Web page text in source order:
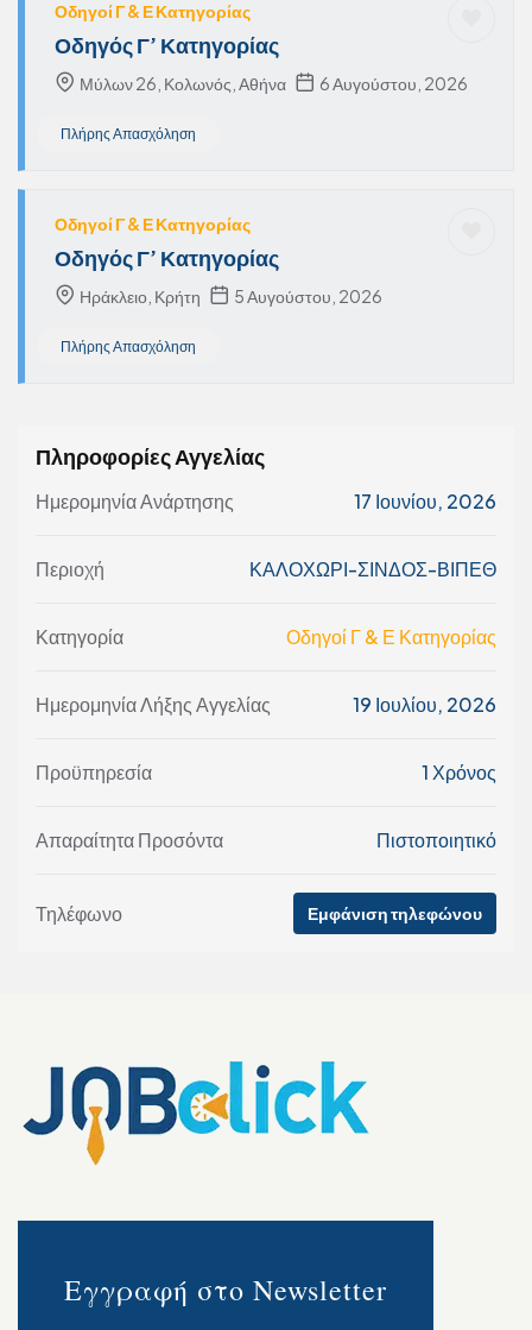
Οδηγοί Γ & Ε Κατηγορίας
Οδηγός Γ’ Κατηγορίας
Μύλων 26, Κολωνός, Αθήνα 6 Αυγούστου, 2026
Πλήρης Απασχόληση
Οδηγοί Γ & Ε Κατηγορίας
Οδηγός Γ’ Κατηγορίας
Ηράκλειο, Κρήτη 5 Αυγούστου, 2026
Πλήρης Απασχόληση
Πληροφορίες Αγγελίας
Ημερομηνία Ανάρτησης 17 Ιουνίου, 2026
Περιοχή ΚΑΛΟΧΩΡΙ-ΣΙΝΔΟΣ-ΒΙΠΕΘ
Κατηγορία Οδηγοί Γ & Ε Κατηγορίας
Ημερομηνία Λήξης Αγγελίας 19 Ιουλίου, 2026
Προϋπηρεσία 1 Χρόνος
Απαραίτητα Προσόντα Πιστοποιητικό
Τηλέφωνο Εμφάνιση τηλεφώνου
Εγγραφή στο Newsletter